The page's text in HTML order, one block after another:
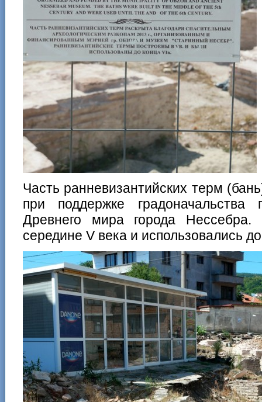
Часть ранневизантийских терм
при поддержке
Древнего мира города
середине V века и использовались